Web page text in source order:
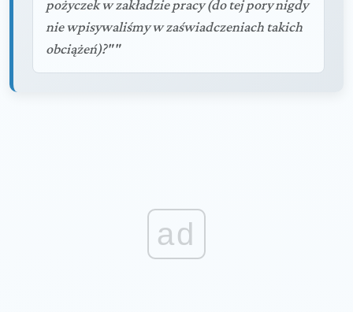
pożyczek w zakładzie pracy (do tej pory nigdy
nie wpisywaliśmy w zaświadczeniach takich
obciążeń)?""
ad